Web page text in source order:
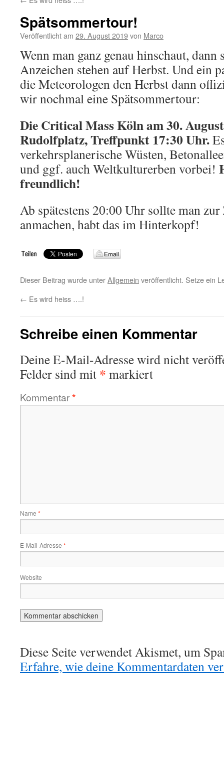
Spätsommertour!
Veröffentlicht am 29. August 2019von Marco
Wenn man ganz genau hinschaut, dann
Anzeichen stehen auf Herbst. Und ein
die Meteorologen den Herbst dann
wir nochmal eine Spätsommertour:
Die Critical Mass Köln am 30.
Rudolfplatz, Treffpunkt 17:30 Uhr.
verkehrsplanerische Wüsten,
und ggf. auch Weltkulturerben vorbei!
freundlich!
Ab spätestens 20:00 Uhr sollte man
anmachen, habt das im Hinterkopf!
Dieser Beitrag wurde unterAllgemein veröffentlicht. Setze ein
← Es wird heiss ….!
Schreibe einen Kommentar
Deine E-Mail-Adresse wird nicht
Felder sind mit * markiert
Kommentar*
Name *
E-Mail-Adresse *
Website
Diese Seite verwendet Akismet, um
Erfahre, wie deine Kommentardaten